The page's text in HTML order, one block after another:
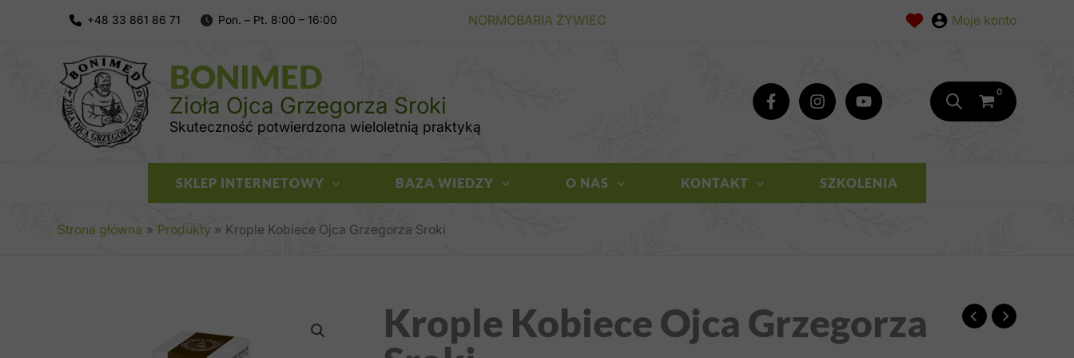
NORMOBARIA ŻYWIEC
BONIMED
Zioła Ojca Grzegorza Sroki
Skuteczność potwierdzona wieloletnią praktyką
SKLEP INTERNETOWY BAZA WIEDZY O NAS KONTAKT SZKOLENIA
Strona główna Produkty Krople Kobiece Ojca Grzegorza Sroki
Krople Kobiece Ojca Grzegorza